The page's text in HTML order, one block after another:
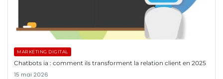
MARKETING DIGITAL
Chatbots ia : comment ils transforment la relation client en 2025
15 mai 2026